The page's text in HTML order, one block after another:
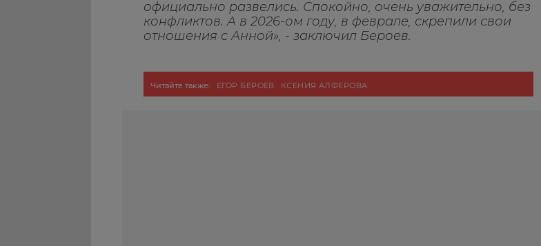
официально развелись. Спокойно, очень уважительно, без
конфликтов. А в 2026-ом году, в феврале, скрепили свои
отношения с Анной», - заключил Бероев.
Читайте также: ЕГОР БЕРОЕВ КСЕНИЯ АЛФЕРОВА